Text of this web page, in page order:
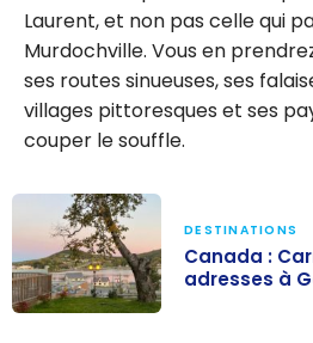
Laurent, et non pas celle qui
Murdochville. Vous en
ses routes sinueuses, ses
villages pittoresques et ses
couper le souffle.
DESTINATIONS
Canada :
adresses à